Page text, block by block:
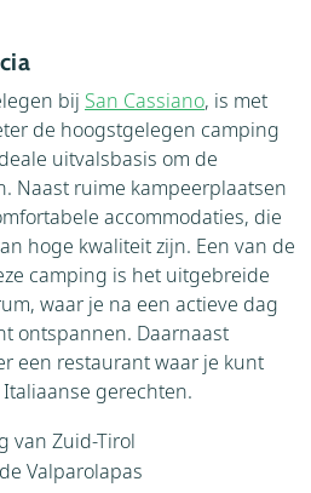
bij San Cassiano, is met
de hoogstgelegen camping
uitvalsbasis om de
Naast ruime kampeerplaatsen
accommodaties, die
hoge kwaliteit zijn. Een van de
camping is het uitgebreide
waar je na een actieve dag
ontspannen. Daarnaast
een restaurant waar je kunt
gerechten.
van Zuid-Tirol
Valparolapas